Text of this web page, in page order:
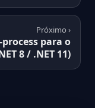
Próximo ›
para o
8 / .NET 11)